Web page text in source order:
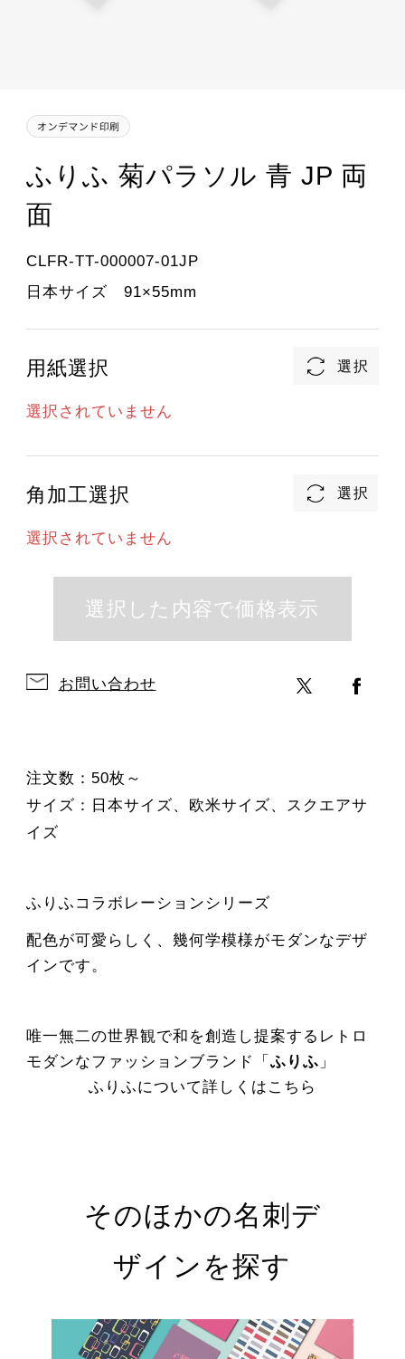
ふりふ 菊パラソル 青 JP 両
面
CLFR-TT-000007-01JP
日本サイズ 91×55mm
用紙選択
選択されていません
角加工選択
選択されていません
お問い合わせ
注文数：50枚～
サイズ：日本サイズ、欧米サイズ、スクエアサ
イズ
ふりふコラボレーションシリーズ
配色が可愛らしく、幾何学模様がモダンなデザ
インです。
唯一無二の世界観で和を創造し提案するレトロ
モダンなファッションブランド「 ふりふ 」
ふりふについて詳しくはこちら
そのほかの名刺デ
ザインを探す